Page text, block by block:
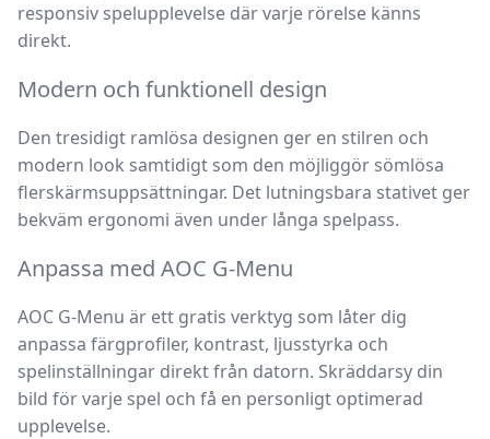
responsiv spelupplevelse där varje rörelse känns
direkt.
Modern och funktionell design
Den tresidigt ramlösa designen ger en stilren och
modern look samtidigt som den möjliggör sömlösa
flerskärmsuppsättningar. Det lutningsbara stativet ger
bekväm ergonomi även under långa spelpass.
Anpassa med AOC G-Menu
AOC G-Menu är ett gratis verktyg som låter dig
anpassa färgprofiler, kontrast, ljusstyrka och
spelinställningar direkt från datorn. Skräddarsy din
bild för varje spel och få en personligt optimerad
upplevelse.